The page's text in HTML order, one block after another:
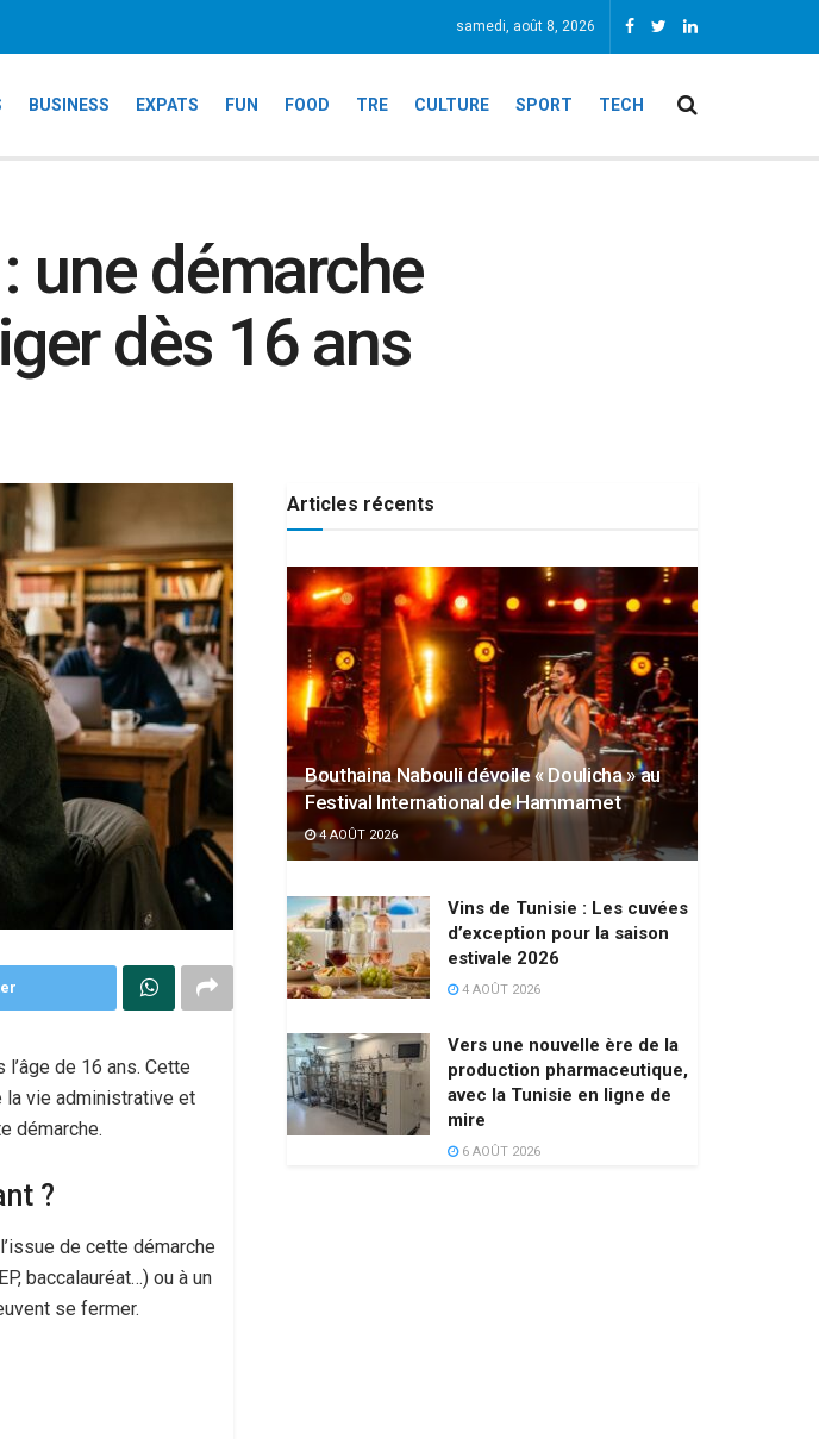
samedi, août 8, 2026
BUSINESS EXPATS FUN FOOD TRE CULTURE SPORT TECH
une démarche
dès 16 ans
de 16 ans. Cette
la vie administrative et
démarche.
?
de cette démarche
baccalauréat…) ou à un
se fermer.
Articles récents
Bouthaina Nabouli dévoile « Doulicha » au
Festival International de Hammamet
4 AOÛT 2026
Vins de Tunisie : Les cuvées
d’exception pour la saison
estivale 2026
4 AOÛT 2026
Vers une nouvelle ère de la
production pharmaceutique,
avec la Tunisie en ligne de
mire
6 AOÛT 2026